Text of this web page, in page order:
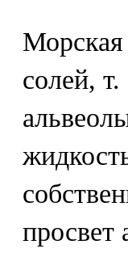
Морская
солей,
просвет